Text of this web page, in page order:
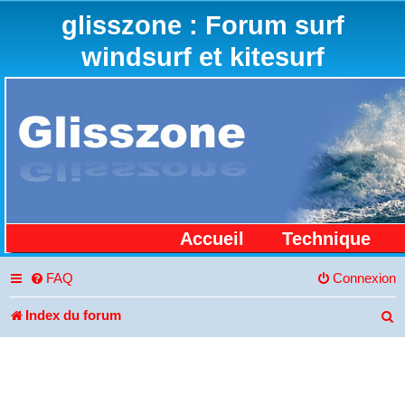
glisszone : Forum surf
windsurf et kitesurf
Accueil Technique
FAQ Connexion
Index du forum